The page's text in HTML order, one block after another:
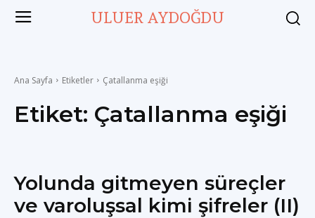
ULUER AYDOĞDU
Ana Sayfa Etiketler Çatallanma eşiği
Etiket: Çatallanma eşiği
Yolunda gitmeyen süreçler
ve varoluşsal kimi şifreler (II)